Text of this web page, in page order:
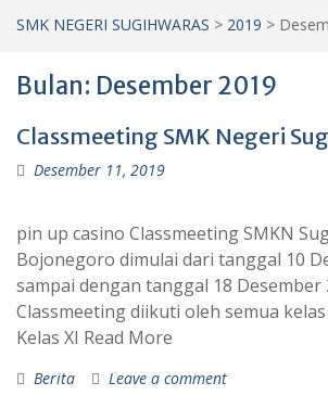
SMK NEGERI SUGIHWARAS > 2019 >
Bulan: Desember 2019
Classmeeting SMK Negeri
Desember 11, 2019
pin up casino Classmeeting SMKN
Bojonegoro dimulai dari tanggal 10
sampai dengan tanggal 18 Desember
Classmeeting diikuti oleh semua kelas
Kelas XI Read More
Berita Leave a comment